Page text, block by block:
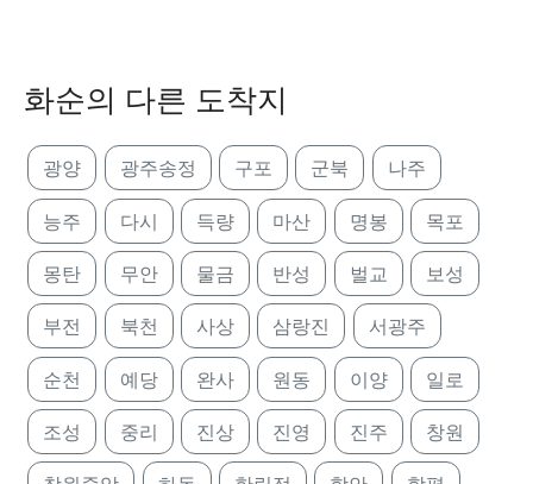
화순의 다른 도착지
광양 광주송정 구포 군북 나주
능주 다시 득량 마산 명봉 목포
몽탄 무안 물금 반성 벌교 보성
부전 북천 사상 삼랑진 서광주
순천 예당 완사 원동 이양 일로
조성 중리 진상 진영 진주 창원